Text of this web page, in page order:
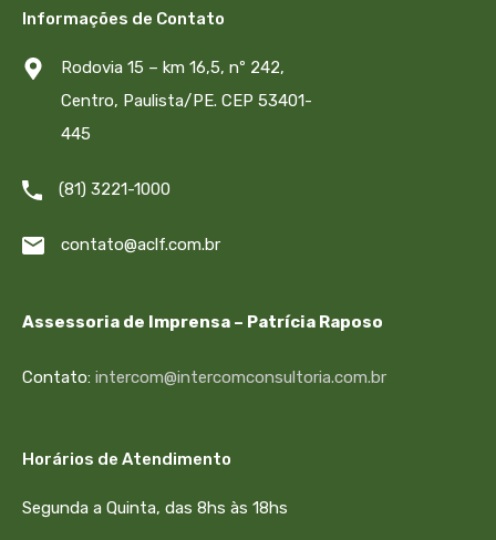
Informações de Contato
Rodovia 15 – km 16,5, nº 242,
Centro, Paulista/PE. CEP 53401-
445
(81) 3221-1000
contato@aclf.com.br
Assessoria de Imprensa – Patrícia Raposo
Contato: intercom@intercomconsultoria.com.br
Horários de Atendimento
Segunda a Quinta, das 8hs às 18hs